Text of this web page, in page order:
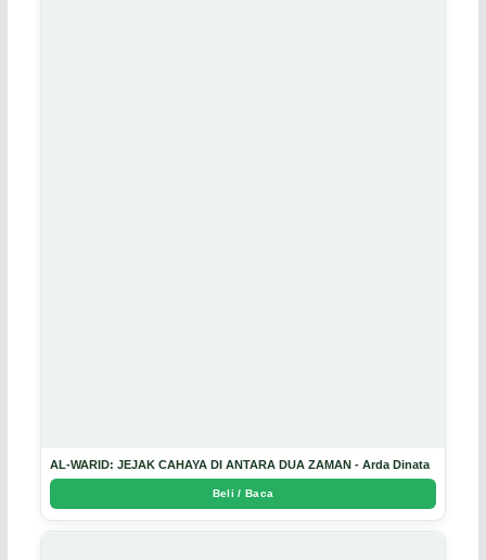
AL-WARID: JEJAK CAHAYA DI ANTARA DUA ZAMAN - Arda Dinata
Beli / Baca